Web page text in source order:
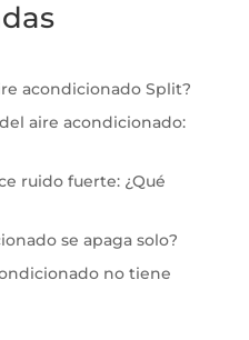
acondicionado Split?
aire acondicionado:
ruido fuerte: ¿Qué
se apaga solo?
no tiene